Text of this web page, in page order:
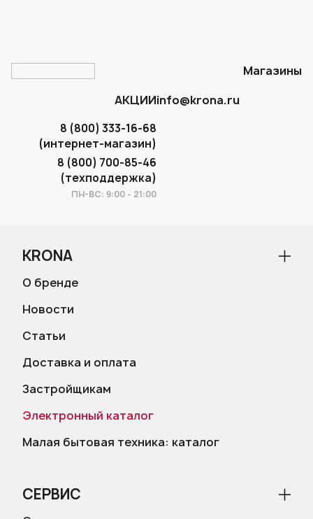
Магазины
АКЦИИinfo@krona.ru
8 (800) 333-16-68
(интернет-магазин)
8 (800) 700-85-46
(техподдержка)
ПН-ВС: 9:00 - 21:00
KRONA
О бренде
Новости
Статьи
Доставка и оплата
Застройщикам
Электронный каталог
Малая бытовая техника: каталог
СЕРВИС